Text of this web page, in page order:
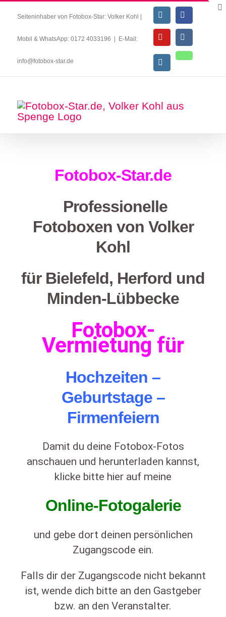
Seiteninhaber von Fotobox-Star: Volker Kohl |
Mobil & WhatsApp: 0172 4033196 E-Mail:
info@fotobox-star.de
Fotobox-Star.de
Professionelle
Fotoboxen von Volker
Kohl
für Bielefeld, Herford und
Minden-Lübbecke
Fotobox-
Vermietung für
Hochzeiten –
Geburtstage –
Firmenfeiern
Damit du deine Fotobox-Fotos
anschauen und herunterladen kannst,
klicke bitte hier auf meine
Online-Fotogalerie
und gebe dort deinen persönlichen
Zugangscode ein.
Falls dir der Zugangscode nicht bekannt
ist, wende dich bitte an den Gastgeber
bzw. an den Veranstalter.